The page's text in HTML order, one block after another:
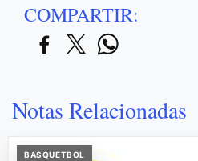
COMPARTIR:
Notas Relacionadas
BASQUETBOL